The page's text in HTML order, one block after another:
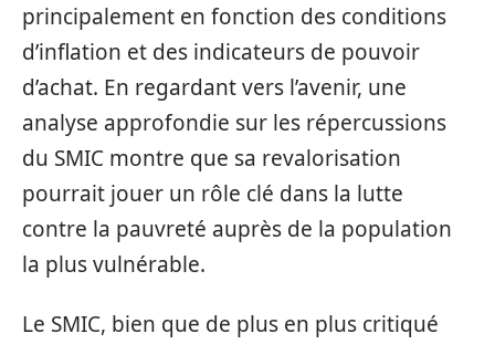
principalement en fonction des conditions
d’inflation et des indicateurs de pouvoir
d’achat. En regardant vers l’avenir, une
analyse approfondie sur les répercussions
du SMIC montre que sa revalorisation
pourrait jouer un rôle clé dans la lutte
contre la pauvreté auprès de la population
la plus vulnérable.
Le SMIC, bien que de plus en plus critiqué